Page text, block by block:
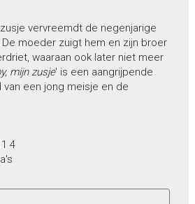
vervreemdt de negenjarige
De moeder zuigt hem en zijn broer
waaraan ook later niet meer
mijn zusje' is een aangrijpende
een jong meisje en de
4